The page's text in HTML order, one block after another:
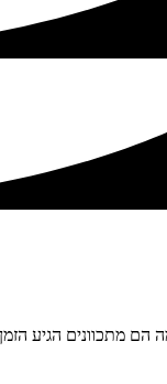
הם מתכוונים הגיע